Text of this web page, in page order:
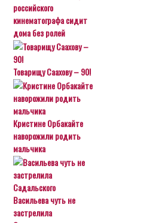
российского
кинематографа сидит
дома без ролей
Товарищу Саахову – 90!
Кристине Орбакайте
наворожили родить
мальчика
Васильева чуть не
застрелила